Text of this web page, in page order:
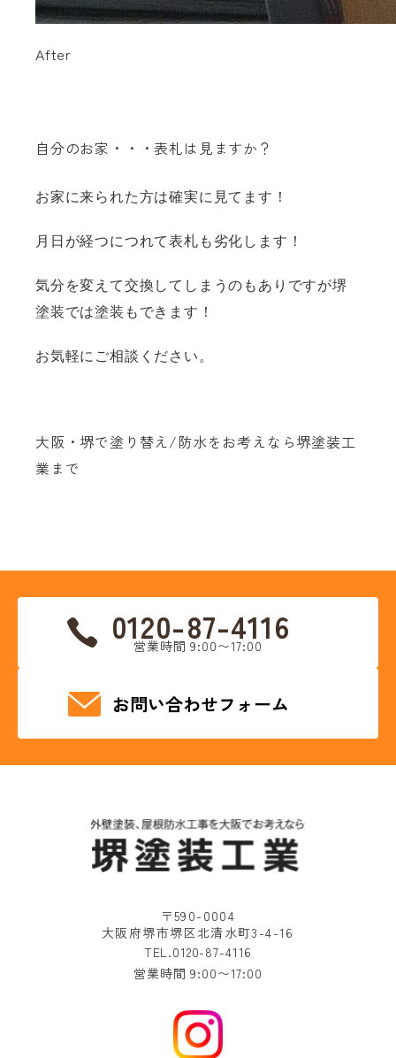
After
自分のお家・・・表札は見ますか？
お家に来られた方は確実に見てます！
月日が経つにつれて表札も劣化します！
気分を変えて交換してしまうのもありですが堺
塗装では塗装もできます！
お気軽にご相談ください。
大阪・堺で塗り替え/防水をお考えなら堺塗装工
業まで
0120-87-4116
営業時間 9:00〜17:00
お問い合わせフォーム
〒590-0004
大阪府堺市堺区北清水町3-4-16
TEL.0120-87-4116
営業時間 9:00〜17:00